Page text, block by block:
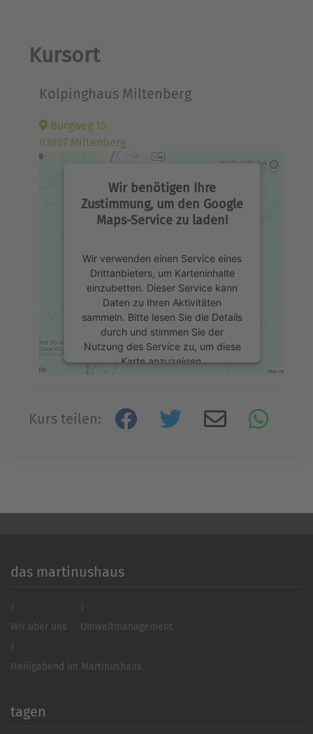
Kursort
Kolpinghaus Miltenberg
Burgweg 15
63897 Miltenberg
Wir benötigen Ihre
Zustimmung, um den Google
Maps-Service zu laden!
Wir verwenden einen Service eines
Drittanbieters, um Karteninhalte
einzubetten. Dieser Service kann
Daten zu Ihren Aktivitäten
sammeln. Bitte lesen Sie die Details
durch und stimmen Sie der
Nutzung des Service zu, um diese
Karte anzuzeigen.
Kurs teilen:
das martinushaus
Wir über uns Umweltmanagement
Heiligabend im Martinushaus
tagen